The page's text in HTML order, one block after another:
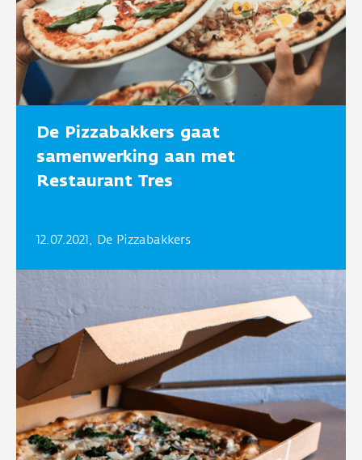
De Pizzabakkers gaat
samenwerking aan met
Restaurant Tres
12.07.2021, De Pizzabakkers